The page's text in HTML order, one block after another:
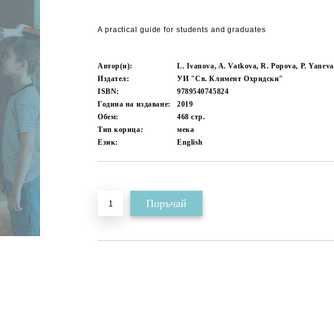
A practical guide for students and graduates
Автор(и):
L. Ivanova, A. Vatkova, R. Popova, P. Yaneva
Издател:
УИ "Св. Климент Охридски"
ISBN:
9789540745824
Година на издаване:
2019
Обем:
468стр.
Тип корица:
мека
Език:
English